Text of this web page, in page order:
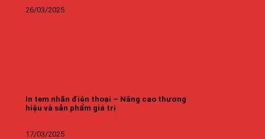
26/03/2025
In tem nhãn điện thoại – Nâng cao thương
hiệu và sản phẩm giá trị
17/03/2025